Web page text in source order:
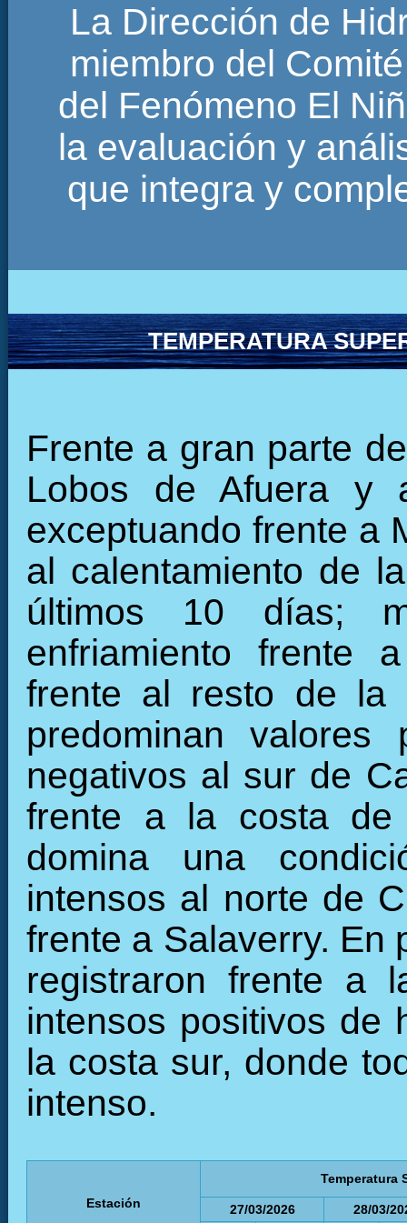
La Dirección de
miembro del
del Fenómeno El
la evaluación y
que integra y
TEMPERATURA
Frente a gran parte
Lobos de Afuera y
exceptuando frente a
al calentamiento de
últimos 10 días;
enfriamiento frente
frente al resto de la
predominan
negativos al sur de
frente a la costa de
domina una
intensos al norte de
frente a Salaverry. En
registraron frente a
intensos positivos de
la costa sur, donde
intenso.
Estación
Temperatura
27/03/2026 28/03/